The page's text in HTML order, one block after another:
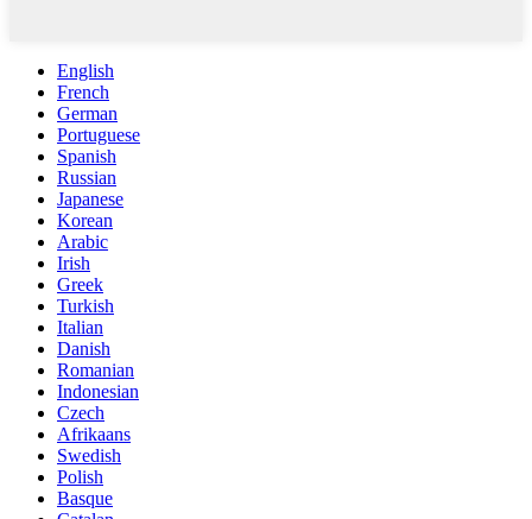
English
French
German
Portuguese
Spanish
Russian
Japanese
Korean
Arabic
Irish
Greek
Turkish
Italian
Danish
Romanian
Indonesian
Czech
Afrikaans
Swedish
Polish
Basque